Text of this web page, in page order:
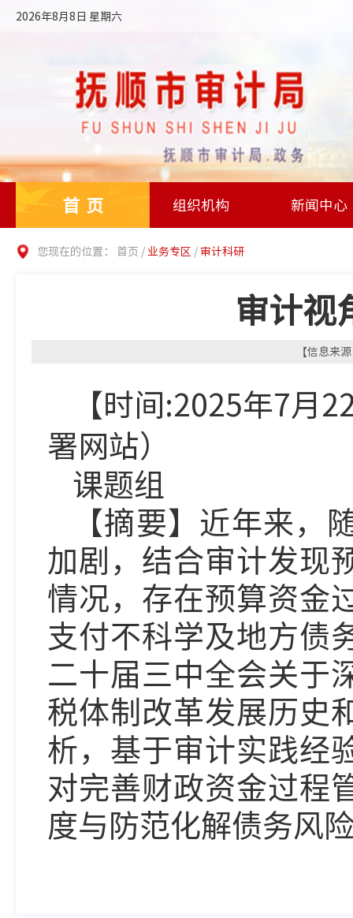
2026年8月8日 星期六
首页 组织机构 新闻中心
您现在的位置： 首页 /业务专区 / 审计科研
审计视
【信息来
【时间:2025年7月
署网站）
课题组
【摘要】近年来，
加剧，结合审计发现
情况，存在预算资金
支付不科学及地方债
二十届三中全会关于
税体制改革发展历史
析，基于审计实践经
对完善财政资金过程
度与防范化解债务风